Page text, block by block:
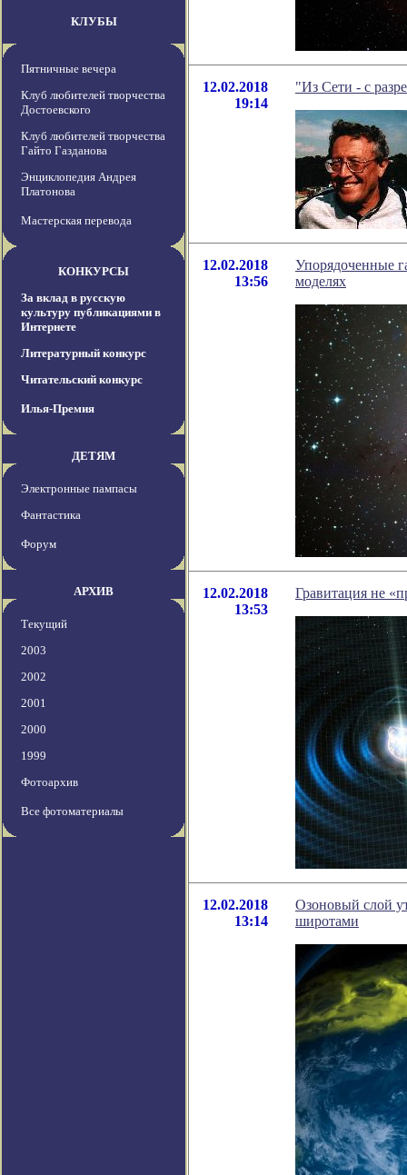
КЛУБЫ
Пятничные вечера
Клуб любителей творчества
Достоевского
Клуб любителей творчества
Гайто Газданова
Энциклопедия Андрея
Платонова
Мастерская перевода
КОНКУРСЫ
За вклад в русскую
культуру публикациями в
Интернете
Литературный конкурс
Читательский конкурс
Илья-Премия
ДЕТЯМ
Электронные пампасы
Фантастика
Форум
АРХИВ
Текущий
2003
2002
2001
2000
1999
Фотоархив
Все фотоматериалы
12.02.2018
19:14
"Из Сети - с
12.02.2018
13:56
Упорядоченные
моделях
12.02.2018
13:53
Гравитация не
12.02.2018
13:14
Озоновый слой
широтами